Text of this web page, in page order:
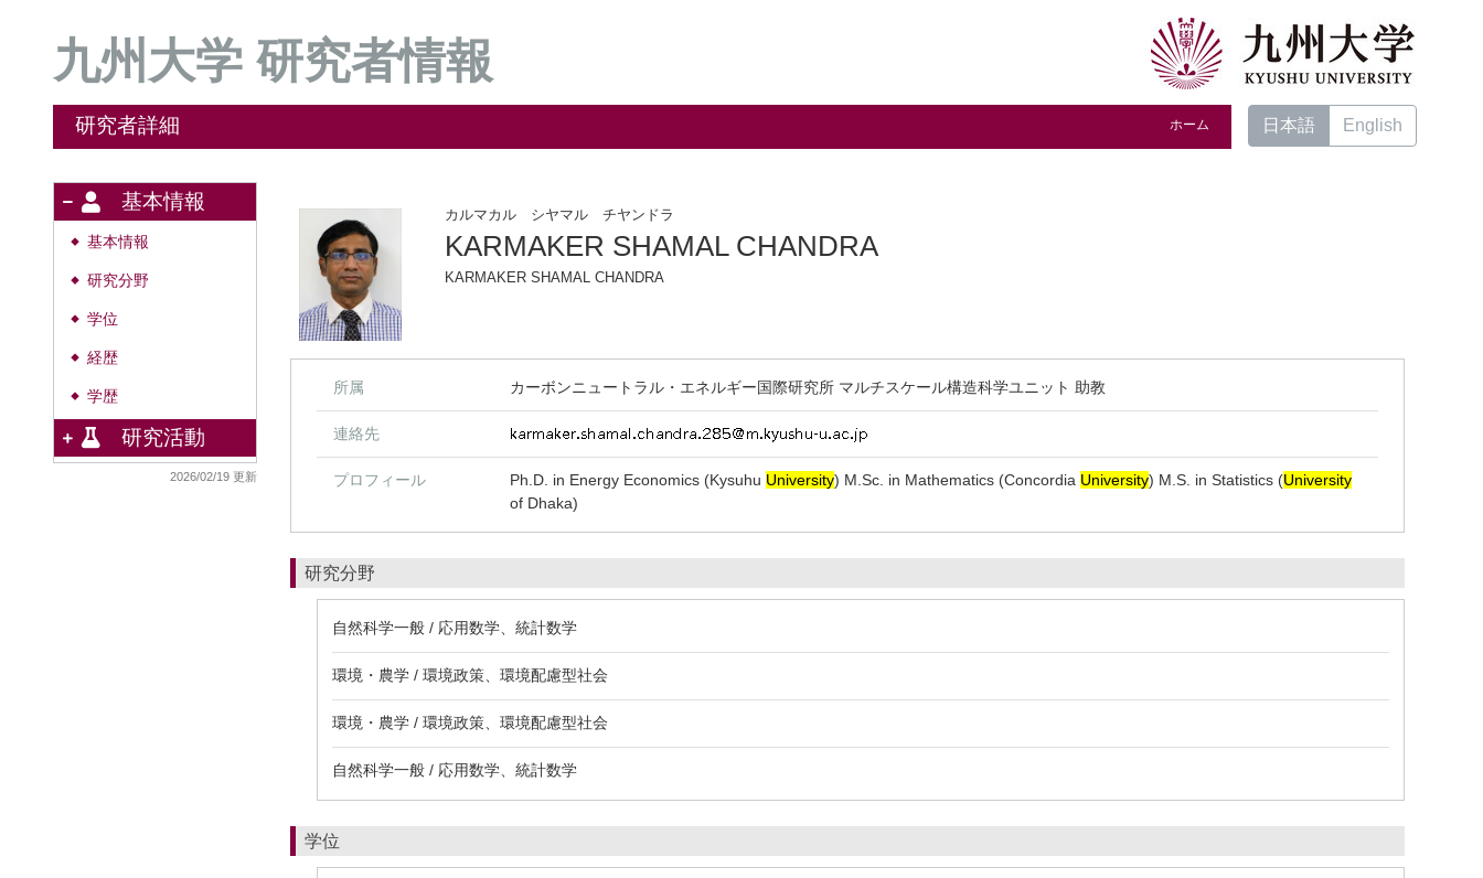
九州大学 研究者情報
研究者詳細 ホーム 日本語 English
基本情報
◆ 基本情報
◆ 研究分野
◆ 学位
◆ 経歴
◆ 学歴
研究活動
2026/02/19 更新
カルマカル シヤマル チヤンドラ
KARMAKER SHAMAL CHANDRA
KARMAKER SHAMAL CHANDRA
所属 カーボンニュートラル・エネルギー国際研究所 マルチスケール構造科学ユニット 助教
連絡先
プロフィール Ph.D. in Energy Economics (Kysuhu University) M.Sc. in Mathematics (Concordia University) M.S. in Statistics (University
of Dhaka)
研究分野
自然科学一般 / 応用数学、統計数学
環境・農学 / 環境政策、環境配慮型社会
環境・農学 / 環境政策、環境配慮型社会
自然科学一般 / 応用数学、統計数学
学位